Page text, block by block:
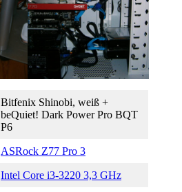
Bitfenix Shinobi, weiß +
beQuiet! Dark Power Pro BQT
P6
ASRock Z77 Pro 3
Intel Core i3-3220 3,3 GHz